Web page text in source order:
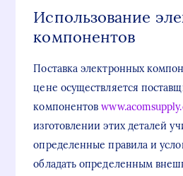
Использование
компонентов
Поставка электронных
цене осуществляется
компонентов
изготовлении этих деталей
определенные правила и
обладать определенным